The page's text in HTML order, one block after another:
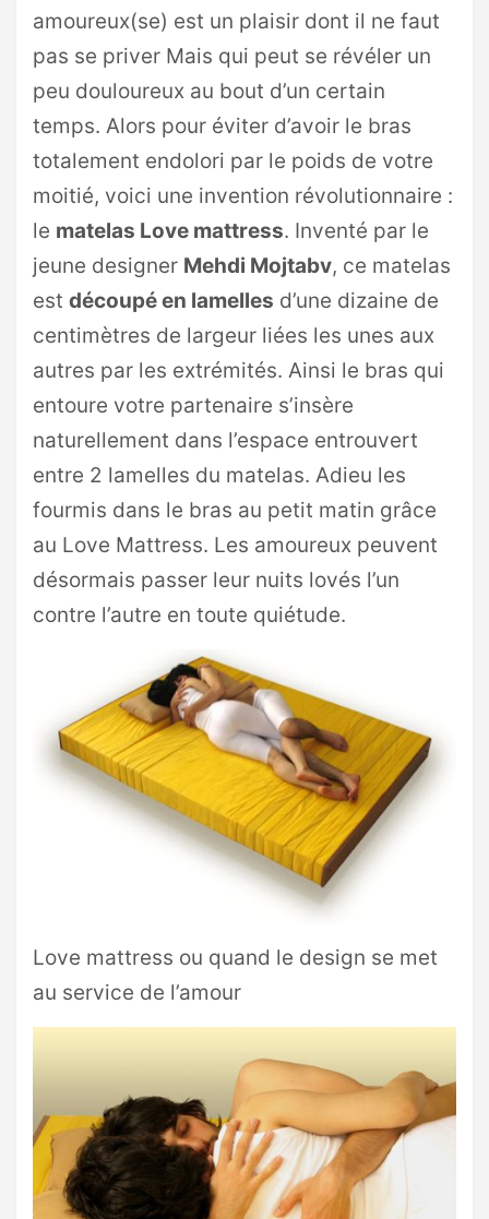
amoureux(se) est un plaisir dont il ne faut
pas se priver Mais qui peut se révéler un
peu douloureux au bout d’un certain
temps. Alors pour éviter d’avoir le bras
totalement endolori par le poids de votre
moitié, voici une invention révolutionnaire :
le matelas Love mattress. Inventé par le
jeune designer Mehdi Mojtabv, ce matelas
est découpé en lamelles d’une dizaine de
centimètres de largeur liées les unes aux
autres par les extrémités. Ainsi le bras qui
entoure votre partenaire s’insère
naturellement dans l’espace entrouvert
entre 2 lamelles du matelas. Adieu les
fourmis dans le bras au petit matin grâce
au Love Mattress. Les amoureux peuvent
désormais passer leur nuits lovés l’un
contre l’autre en toute quiétude.
Love mattress ou quand le design se met
au service de l’amour